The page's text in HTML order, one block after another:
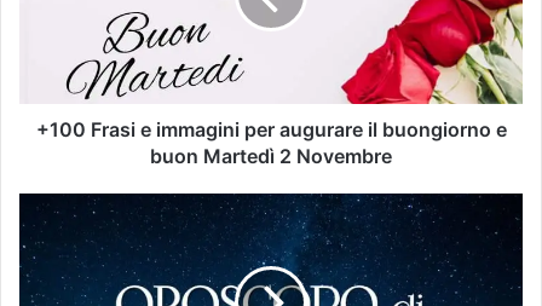
+100 Frasi e immagini per augurare il buongiorno e
buon Martedì 2 Novembre